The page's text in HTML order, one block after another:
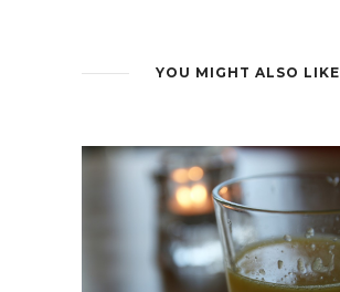
YOU MIGHT ALSO LIKE